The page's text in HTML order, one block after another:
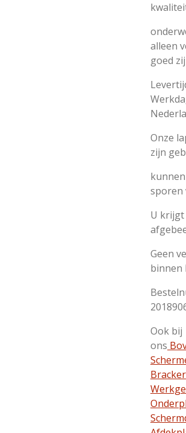
alleen
goed
Onze
zijn
sporen
U
Geen
binnen
Ook bij
ons